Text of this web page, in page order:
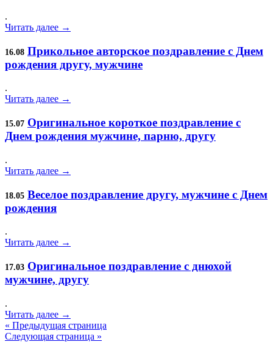
.
Читать далее →
16.08 Прикольное авторское поздравление с Днем
рождения другу, мужчине
.
Читать далее →
15.07 Оригинальное короткое поздравление с
Днем рождения мужчине, парню, другу
.
Читать далее →
18.05 Веселое поздравление другу, мужчине с Днем
рождения
.
Читать далее →
17.03 Оригинальное поздравление с днюхой
мужчине, другу
.
Читать далее →
« Предыдущая страница
Следующая страница »